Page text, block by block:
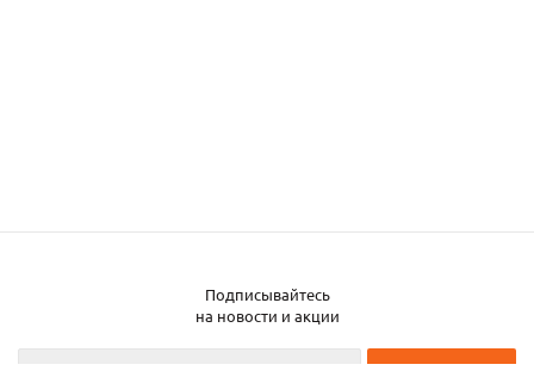
Подписывайтесь
на новости и акции